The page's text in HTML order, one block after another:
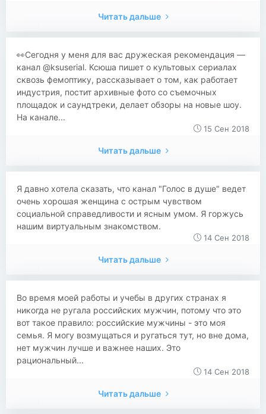
Читать дальше
👀Сегодня у меня для вас дружеская рекомендация —
канал @ksuserial. Ксюша пишет о культовых сериалах
сквозь фемоптику, рассказывает о том, как работает
индустрия, постит архивные фото со съемочных
площадок и саундтреки, делает обзоры на новые шоу.
На канале...
15 Сен 2018
Читать дальше
Я давно хотела сказать, что канал "Голос в душе" ведет
очень хорошая женщина с острым чувством
социальной справедливости и ясным умом. Я горжусь
нашим виртуальным знакомством.
14 Сен 2018
Читать дальше
Во время моей работы и учебы в других странах я
никогда не ругала российских мужчин, потому что это
вот такое правило: российские мужчины - это моя
семья. Я могу возмущаться и ругаться тут, но вне дома,
нет мужчин лучше и важнее наших. Это
рациональный...
14 Сен 2018
Читать дальше